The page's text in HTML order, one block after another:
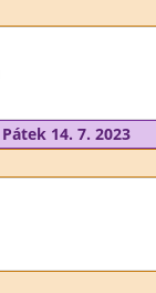
Pátek 14. 7. 2023